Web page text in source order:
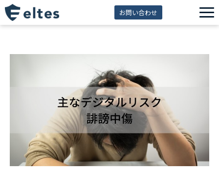
お問い合わせ
解決できる課題
セミナー
資料ダウンロード
導入事例
eltes insight